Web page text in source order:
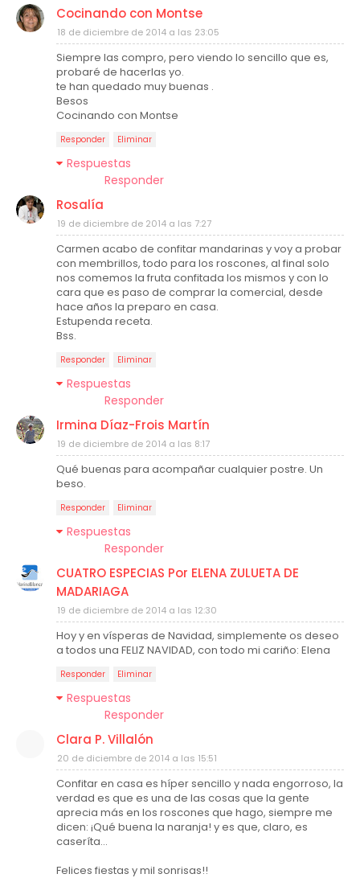
Cocinando con Montse
18 de diciembre de 2014 a las 23:05
Siempre las compro, pero viendo lo sencillo que es,
probaré de hacerlas yo.
te han quedado muy buenas .
Besos
Cocinando con Montse
Responder Eliminar
Respuestas
Responder
Rosalía
19 de diciembre de 2014 a las 7:27
Carmen acabo de confitar mandarinas y voy a probar
con membrillos, todo para los roscones, al final solo
nos comemos la fruta confitada los mismos y con lo
cara que es paso de comprar la comercial, desde
hace años la preparo en casa.
Estupenda receta.
Bss.
Responder Eliminar
Respuestas
Responder
Irmina Díaz-Frois Martín
19 de diciembre de 2014 a las 8:17
Qué buenas para acompañar cualquier postre. Un
beso.
Responder Eliminar
Respuestas
Responder
CUATRO ESPECIAS Por ELENA ZULUETA DE
MADARIAGA
19 de diciembre de 2014 a las 12:30
Hoy y en vísperas de Navidad, simplemente os deseo
a todos una FELIZ NAVIDAD, con todo mi cariño: Elena
Responder Eliminar
Respuestas
Responder
Clara P. Villalón
20 de diciembre de 2014 a las 15:51
Confitar en casa es híper sencillo y nada engorroso, la
verdad es que es una de las cosas que la gente
aprecia más en los roscones que hago, siempre me
dicen: ¡Qué buena la naranja! y es que, claro, es
caseríta...
Felices fiestas y mil sonrisas!!